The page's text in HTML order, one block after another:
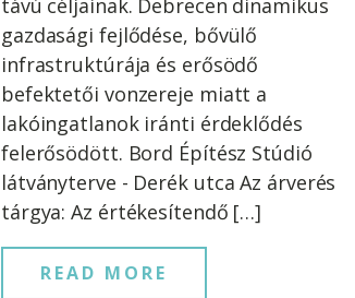
gazdasági fejlődése, bővülő
infrastruktúrája és erősödő
befektetői vonzereje miatt a
lakóingatlanok iránti érdeklődés
felerősödött. Bord Építész Stúdió
látványterve - Derék utca Az árverés
tárgya: Az értékesítendő […]
READ MORE